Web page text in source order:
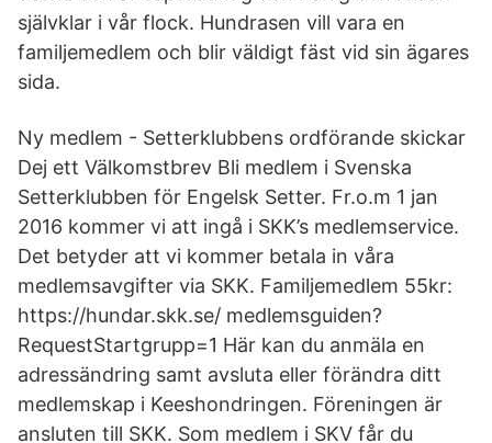
självklar i vår flock. Hundrasen vill vara en
familjemedlem och blir väldigt fäst vid sin ägares
sida.
Ny medlem - Setterklubbens ordförande skickar
Dej ett Välkomstbrev Bli medlem i Svenska
Setterklubben för Engelsk Setter. Fr.o.m 1 jan
2016 kommer vi att ingå i SKK’s medlemservice.
Det betyder att vi kommer betala in våra
medlemsavgifter via SKK. Familjemedlem 55kr:
https://hundar.skk.se/ medlemsguiden?
RequestStartgrupp=1 Här kan du anmäla en
adressändring samt avsluta eller förändra ditt
medlemskap i Keeshondringen. Föreningen är
ansluten till SKK. Som medlem i SKV får du